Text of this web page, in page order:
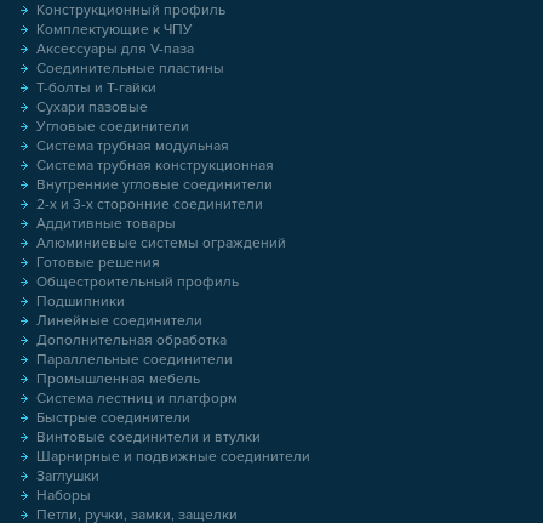
Конструкционный профиль
Комплектующие к ЧПУ
Аксессуары для V-паза
Соединительные пластины
Т-болты и Т-гайки
Сухари пазовые
Угловые соединители
Система трубная модульная
Система трубная конструкционная
Внутренние угловые соединители
2-х и 3-х сторонние соединители
Аддитивные товары
Алюминиевые системы ограждений
Готовые решения
Общестроительный профиль
Подшипники
Линейные соединители
Дополнительная обработка
Параллельные соединители
Промышленная мебель
Система лестниц и платформ
Быстрые соединители
Винтовые соединители и втулки
Шарнирные и подвижные соединители
Заглушки
Наборы
Петли, ручки, замки, защелки